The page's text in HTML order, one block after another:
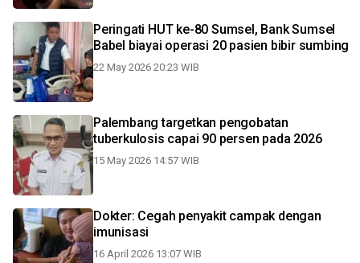
Peringati HUT ke-80 Sumsel, Bank Sumsel
Babel biayai operasi 20 pasien bibir sumbing
22 May 2026 20:23 WIB
Palembang targetkan pengobatan
tuberkulosis capai 90 persen pada 2026
15 May 2026 14:57 WIB
Dokter: Cegah penyakit campak dengan
imunisasi
16 April 2026 13:07 WIB